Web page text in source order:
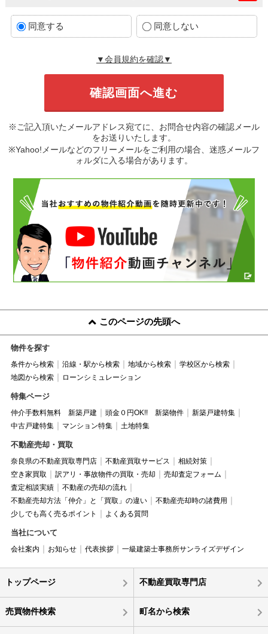
同意する 同意しない
▼会員規約を確認▼
※ご記入頂いたメールアドレス宛てに、お問合せ内容の確認メール
をお送りいたします。
※Yahoo!メールなどのフリーメールをご利用の場合、迷惑メールフ
ォルダに入る場合があります。
このページの先頭へ
物件を探す
条件から検索 沿線・駅から検索 地域から検索
学校区から検索
地図から検索
ローンシミュレーション
特集ページ
仲介手数料無料 新築戸建 頭金０円OK!! 新築物件
新築戸建特集
中古戸建特集
マンション特集 土地特集
不動産売却・買取
奈良県の不動産買取専門店 不動産買取サービス
相続対策
空き家買取
訳アリ・事故物件の買取・売却
売却査定フォーム
査定相談実績
不動産の売却の流れ
不動産売却方法「仲介」と「買取」の違い
不動産売却時の諸費用
少しでも高く売るポイント
よくある質問
当社について
会社案内 お知らせ 代表挨拶 一級建築士事務所サンライズデザイン
トップページ 不動産買取専門店
売買物件検索 町名から検索